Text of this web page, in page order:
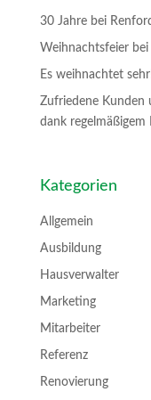
30 Jahre bei
Weihnachtsfeier
Es weihnachtet
Zufriedene Kunden
dank regelmäßigem
Kategorien
Allgemein
Ausbildung
Hausverwalter
Marketing
Mitarbeiter
Referenz
Renovierung